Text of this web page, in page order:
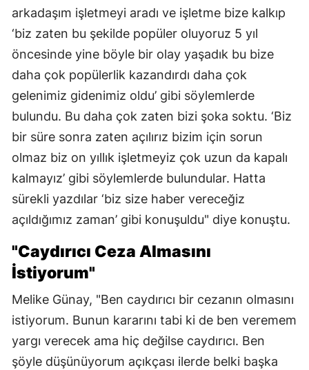
arkadaşım işletmeyi aradı ve işletme bize kalkıp
‘biz zaten bu şekilde popüler oluyoruz 5 yıl
öncesinde yine böyle bir olay yaşadık bu bize
daha çok popülerlik kazandırdı daha çok
gelenimiz gidenimiz oldu’ gibi söylemlerde
bulundu. Bu daha çok zaten bizi şoka soktu. ‘Biz
bir süre sonra zaten açılırız bizim için sorun
olmaz biz on yıllık işletmeyiz çok uzun da kapalı
kalmayız’ gibi söylemlerde bulundular. Hatta
sürekli yazdılar ‘biz size haber vereceğiz
açıldığımız zaman’ gibi konuşuldu" diye konuştu.
"Caydırıcı Ceza Almasını
İstiyorum"
Melike Günay, "Ben caydırıcı bir cezanın olmasını
istiyorum. Bunun kararını tabi ki de ben veremem
yargı verecek ama hiç değilse caydırıcı. Ben
şöyle düşünüyorum açıkçası ilerde belki başka